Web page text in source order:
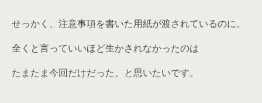
せっかく、注意事項を書いた用紙が渡されているのに。
全くと言っていいほど生かされなかったのは
たまたま今回だけだった、と思いたいです。